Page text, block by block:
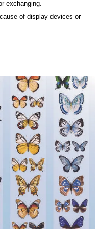
exchanging.
of display devices or